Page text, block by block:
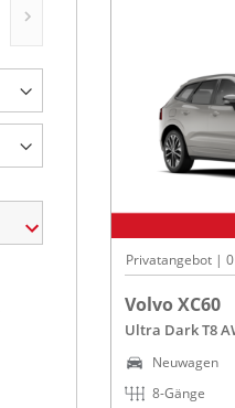
Privatangebot |
Volvo XC60
Ultra Dark T8
Neuwagen
8-Gänge